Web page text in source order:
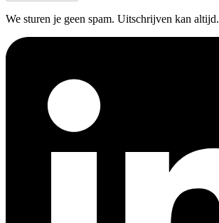
We sturen je geen spam. Uitschrijven kan altijd.